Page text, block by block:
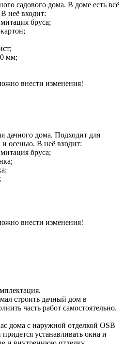
садового дома. В доме есть всё
неё входит:
бруса;
мм;
внести изменения!
дачного дома. Подходит для
осенью. В неё входит:
бруса;
внести изменения!
строить дачный дом в
часть работ самостоятельно.
дома с наружной отделкой OSB
устанавливать окна и